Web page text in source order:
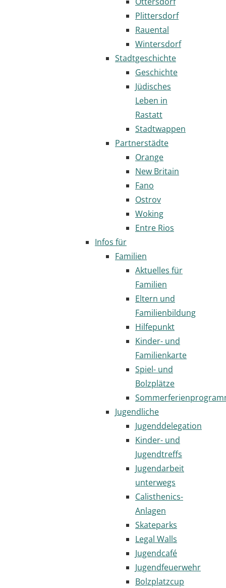
Plittersdorf
Rauental
Wintersdorf
Stadtgeschichte
Geschichte
Jüdisches
Leben in
Rastatt
Stadtwappen
Partnerstädte
Orange
New Britain
Fano
Ostrov
Woking
Entre Rios
Infos für
Familien
Aktuelles für
Familien
Eltern und
Familienbildung
Hilfepunkt
Kinder- und
Familienkarte
Spiel- und
Bolzplätze
Jugendliche
Jugenddelegation
Kinder- und
Jugendtreffs
Jugendarbeit
unterwegs
Calisthenics-
Anlagen
Skateparks
Legal Walls
Jugendcafé
Jugendfeuerwehr
Bolzplatzcup